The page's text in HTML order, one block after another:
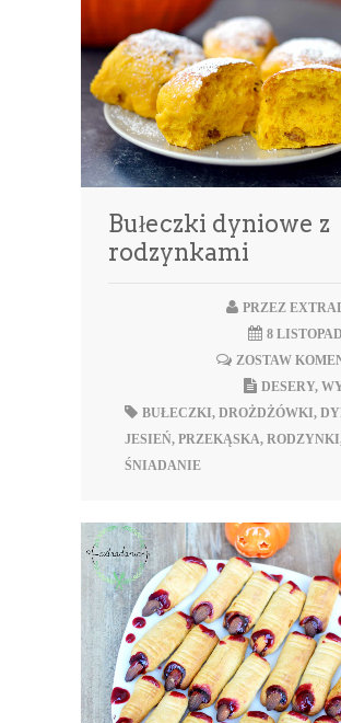
Bułeczki dyniowe z
rodzynkami
PRZEZ
8
ZOSTAW
DESERY,
BUŁECZKI, DROŻDŻÓWKI,
JESIEŃ, PRZEKĄSKA, RODZYNKI
ŚNIADANIE